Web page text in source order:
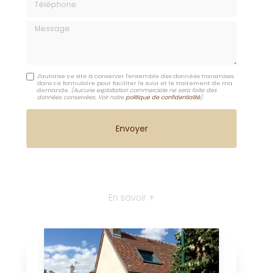
Message
J'autorise ce site à conserver l'ensemble des données transmises
dans ce formulaire pour faciliter le suivi et le traitement de ma
demande. (Aucune exploitation commerciale ne sera faite des
données conservées. Voir notre politique de confidentialité)
En savoir +